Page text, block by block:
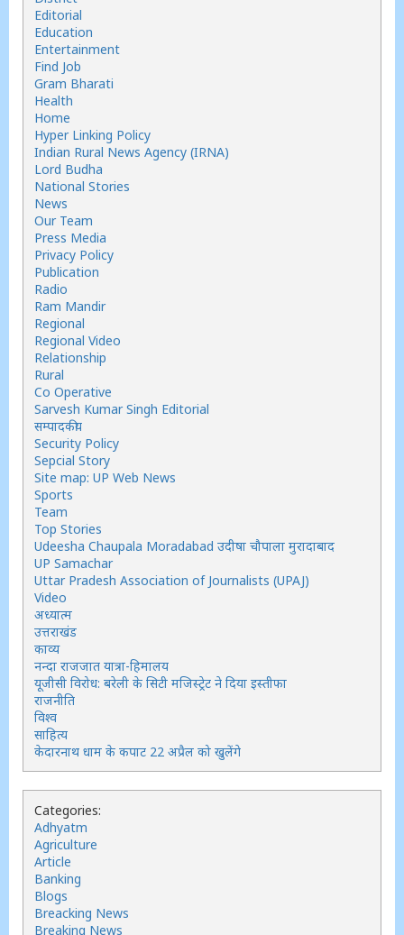
Editorial
Education
Entertainment
Find Job
Gram Bharati
Health
Home
Hyper Linking Policy
Indian Rural News Agency (IRNA)
Lord Budha
National Stories
News
Our Team
Press Media
Privacy Policy
Publication
Radio
Ram Mandir
Regional
Regional Video
Relationship
Rural
Co Operative
Sarvesh Kumar Singh Editorial
सम्पादकीय
Security Policy
Sepcial Story
Site map: UP Web News
Sports
Team
Top Stories
Udeesha Chaupala Moradabad उदीषा चौपाला मुरादाबाद
UP Samachar
Uttar Pradesh Association of Journalists (UPAJ)
Video
अध्यात्म
उत्तराखंड
काव्य
नन्दा राजजात यात्रा-हिमालय
यूजीसी विरोध: बरेली के सिटी मजिस्ट्रेट ने दिया इस्तीफा
राजनीति
विश्व
साहित्य
केदारनाथ धाम के कपाट 22 अप्रैल को खुलेंगे
Categories:
Adhyatm
Agriculture
Article
Banking
Blogs
Breacking News
Breaking News